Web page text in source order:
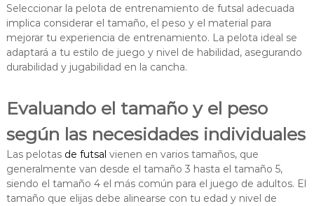
Seleccionar la pelota de entrenamiento de futsal adecuada
implica considerar el tamaño, el peso y el material para
mejorar tu experiencia de entrenamiento. La pelota ideal se
adaptará a tu estilo de juego y nivel de habilidad, asegurando
durabilidad y jugabilidad en la cancha.
Evaluando el tamaño y el peso
según las necesidades individuales
Las pelotas de futsal vienen en varios tamaños, que
generalmente van desde el tamaño 3 hasta el tamaño 5,
siendo el tamaño 4 el más común para el juego de adultos. El
tamaño que elijas debe alinearse con tu edad y nivel de